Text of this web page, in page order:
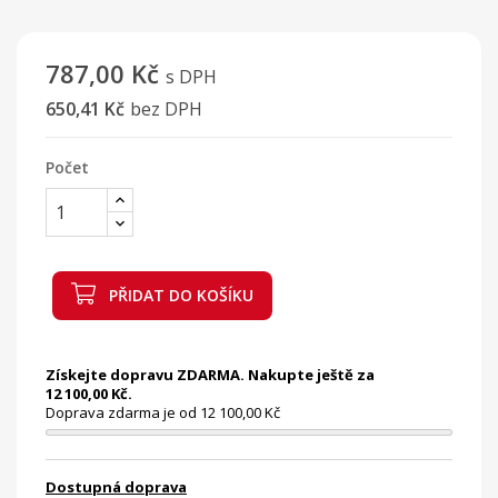
787,00 Kč s DPH
650,41 Kč bez DPH
Počet
PŘIDAT DO KOŠÍKU
Získejte dopravu ZDARMA. Nakupte ještě za
12 100,00 Kč.
Doprava zdarma je od 12 100,00 Kč
Dostupná doprava